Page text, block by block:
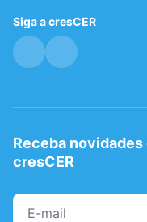
Siga a cresCER
Receba
cresCER